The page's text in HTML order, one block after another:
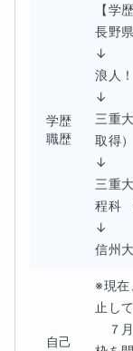
学歴
職歴
【学
長野
↓
浪人
↓
三重
取得）
↓
三重
程科
↓
信州
自己
※現在
止し
７月